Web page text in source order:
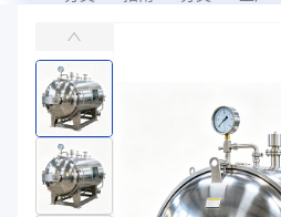
易食包（EPAK）专注于多罐热水循环
在线询价
商品参数
商品分类
主要材质
主要材质
铝箔